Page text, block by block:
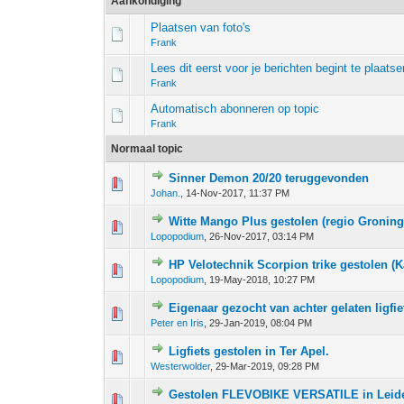
Plaatsen van foto's
Frank
Lees dit eerst voor je berichten begint te
Frank
Automatisch abonneren op topic
Frank
Normaal topic
Sinner Demon 20/20 teruggevonden
Johan. 14-Nov-2017, 11:37 PM
0 stem - 0 van 5 gemiddeld
12345
Witte Mango Plus gestolen (regio
Lopopodium ,26-Nov-2017, 03:14 PM
0 stem - 0 van 5 gemiddeld
12345
HP Velotechnik Scorpion trike gestolen
Lopopodium 19-May-2018, 10:27 PM
0 stem - 0 van 5 gemiddeld
12345
Eigenaar gezocht van achter gelaten
Peter en Iris ,29-Jan-2019, 08:04 PM
0 stem - 0 van 5 gemiddeld
12345
Ligfiets gestolen in Ter Apel.
Westerwolder,29-Mar-2019, 09:28 PM
0 stem - 0 van 5 gemiddeld
12 345
Gestolen FLEVOBIKE VERSATILE in
0 stem - 0 van 5 gemiddeld
1234 5